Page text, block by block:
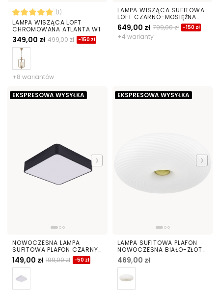
(1)
LAMPA WISZĄCA LOFT
CHROMOWANA ATLANTA W1
349,00 zł 499,00 zł -150 zł
+8 wariantów
LAMPA WISZĄCA SUFITOWA
LOFT CZARNO-MOSIĘŻNA
ASTILA W3
649,00 zł 799,00 zł -150 zł
+4 warianty
EKSPRESOWA WYSYŁKA
NOWOCZESNA LAMPA
SUFITOWA PLAFON CZARNY
CUBO D40
149,00 zł 199,00 zł -50 zł
EKSPRESOWA WYSYŁKA
LAMPA SUFITOWA PLAFON
NOWOCZESNA BIAŁO-ZŁOTA
MONARTE D38
469,00 zł